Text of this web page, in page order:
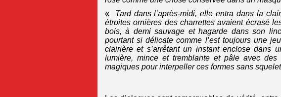
« Tard dans l’après-midi, elle entra dans la
étroites ornières des charrettes avaient écrasé
bois, à demi sauvage et hagarde dans son
pourtant si délicate comme l’est toujours une
clairière et s’arrêtant un instant enclose dans
lumière, mince et tremblante et pâle avec
magiques pour interpeller ces formes sans